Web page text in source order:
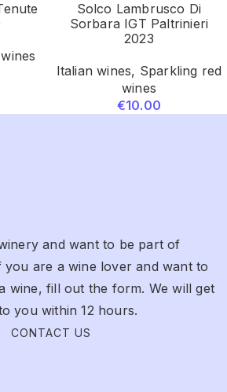
Solco Lambrusco Di
Sorbara IGT Paltrinieri
2023
Italian wines, Sparkling red
wines
€10.00
and want to be part of
you are a wine lover and want to
wine, fill out the form. We will get
you within 12 hours.
CONTACT US